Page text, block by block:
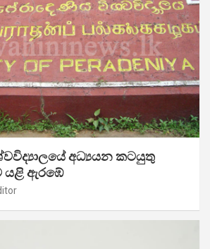
අධ්‍යයන කටයුතු
යළි ඇරඹේ